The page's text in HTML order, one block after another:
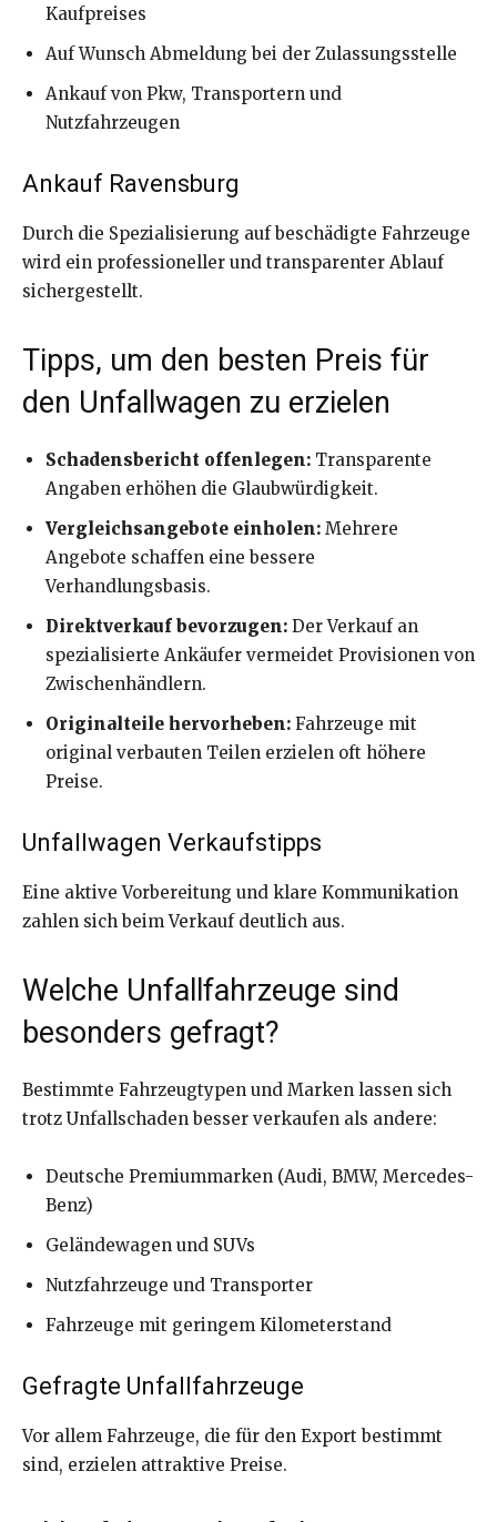
Kaufpreises
Auf Wunsch Abmeldung bei der Zulassungsstelle
Ankauf von Pkw, Transportern und
Nutzfahrzeugen
Ankauf Ravensburg
Durch die Spezialisierung auf beschädigte Fahrzeuge
wird ein professioneller und transparenter Ablauf
sichergestellt.
Tipps, um den besten Preis für
den Unfallwagen zu erzielen
Schadensbericht offenlegen: Transparente
Angaben erhöhen die Glaubwürdigkeit.
Vergleichsangebote einholen: Mehrere
Angebote schaffen eine bessere
Verhandlungsbasis.
Direktverkauf bevorzugen: Der Verkauf an
spezialisierte Ankäufer vermeidet Provisionen von
Zwischenhändlern.
Originalteile hervorheben: Fahrzeuge mit
original verbauten Teilen erzielen oft höhere
Preise.
Unfallwagen Verkaufstipps
Eine aktive Vorbereitung und klare Kommunikation
zahlen sich beim Verkauf deutlich aus.
Welche Unfallfahrzeuge sind
besonders gefragt?
Bestimmte Fahrzeugtypen und Marken lassen sich
trotz Unfallschaden besser verkaufen als andere:
Deutsche Premiummarken (Audi, BMW, Mercedes-
Benz)
Geländewagen und SUVs
Nutzfahrzeuge und Transporter
Fahrzeuge mit geringem Kilometerstand
Gefragte Unfallfahrzeuge
Vor allem Fahrzeuge, die für den Export bestimmt
sind, erzielen attraktive Preise.